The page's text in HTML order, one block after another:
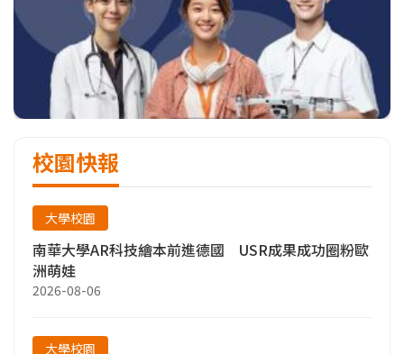
校園快報
大學校園
南華大學AR科技繪本前進德國 USR成果成功圈粉歐
洲萌娃
2026-08-06
大學校園